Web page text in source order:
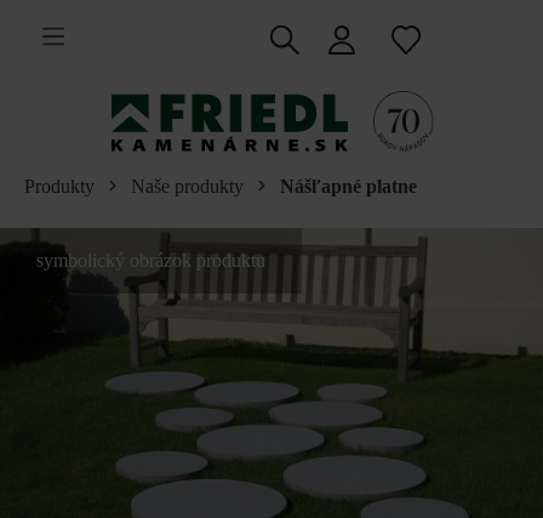
hlavný obsah
Produkty Naše produkty Nášľapné platne
symbolický obrázok produktu